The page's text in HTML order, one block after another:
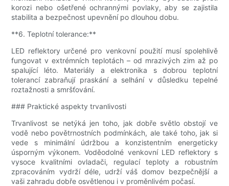
korozi nebo ošetřené ochrannými povlaky, aby se zajistila
stabilita a bezpečnost upevnění po dlouhou dobu.
**6. Teplotní tolerance:**
LED reflektory určené pro venkovní použití musí spolehlivě
fungovat v extrémních teplotách – od mrazivých zim až po
spalující léto. Materiály a elektronika s dobrou teplotní
tolerancí zabraňují praskání a selhání v důsledku tepelné
roztažnosti a smršťování.
### Praktické aspekty trvanlivosti
Trvanlivost se netýká jen toho, jak dobře světlo obstojí ve
vodě nebo povětrnostních podmínkách, ale také toho, jak si
vede s minimální údržbou a konzistentním energeticky
úsporným výkonem. Voděodolné venkovní LED reflektory s
vysoce kvalitními ovladači, regulací teploty a robustním
zpracováním vydrží déle, udrží váš domov bezpečnější a
vaši zahradu dobře osvětlenou i v proměnlivém počasí.